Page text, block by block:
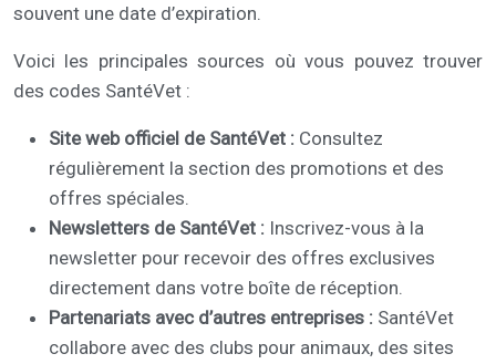
souvent une date d’expiration.
Voici les principales sources où vous pouvez trouver
des codes SantéVet :
Site web officiel de SantéVet : Consultez
régulièrement la section des promotions et des
offres spéciales.
Newsletters de SantéVet : Inscrivez-vous à la
newsletter pour recevoir des offres exclusives
directement dans votre boîte de réception.
Partenariats avec d’autres entreprises : SantéVet
collabore avec des clubs pour animaux, des sites